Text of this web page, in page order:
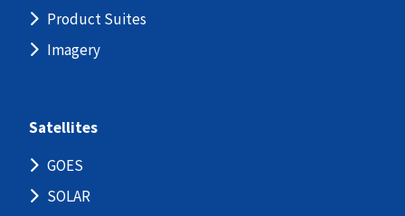
Product Suites
Imagery
Satellites
GOES
SOLAR